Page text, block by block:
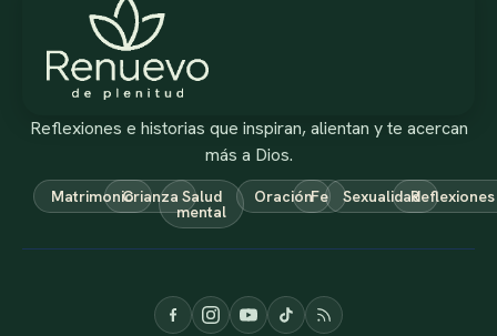
Reflexiones e historias que inspiran, alientan y te acercan
más a Dios.
MatrimonioCrianza Salud
mental
OraciónFe SexualidadReflexiones